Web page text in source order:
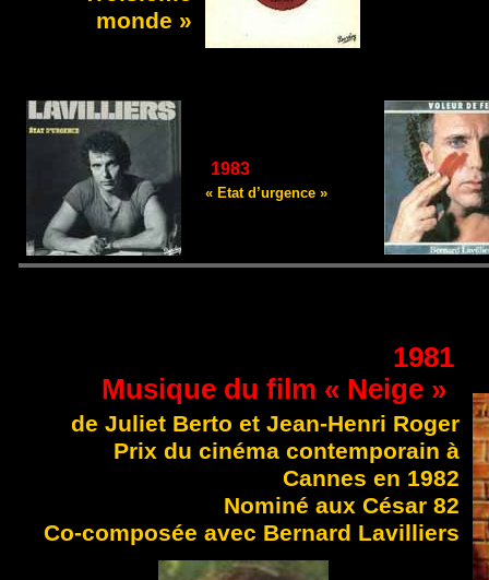
monde »
1983
« Etat d’urgence »
1981
Musique du film « Neige »
de Juliet Berto et Jean-Henri Roger
Prix du cinéma contemporain à
Cannes en 1982
Nominé aux César 82
Co-composée avec Bernard Lavilliers